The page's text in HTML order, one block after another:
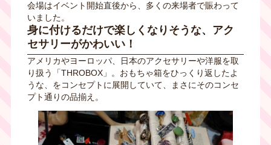
会場はイベント開始直後から、多くの来場者で賑わって
いました。
身に付けるだけで楽しくなりそうな、アク
セサリーがかわいい！
アメリカやヨーロッパ、日本のアクセサリーや洋服を取
り扱う「THROBOX」。おもちゃ箱をひっくり返したよ
うな、をコンセプトに展開していて、まさにそのコンセ
プト通りの品揃え。